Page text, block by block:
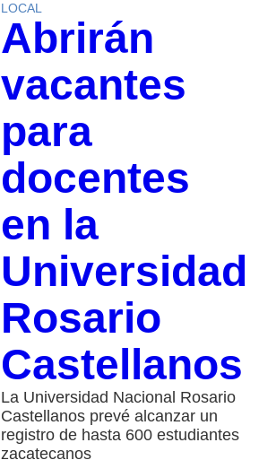
LOCAL
Abrirán
vacantes
para
docentes
en la
Universidad
Rosario
Castellanos
La Universidad Nacional Rosario
Castellanos prevé alcanzar un
registro de hasta 600 estudiantes
zacatecanos